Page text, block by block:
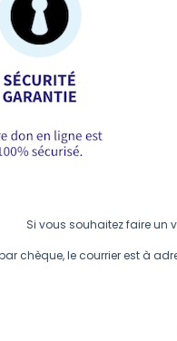
Si vous souhaitez faire un
chèque, le courrier est à